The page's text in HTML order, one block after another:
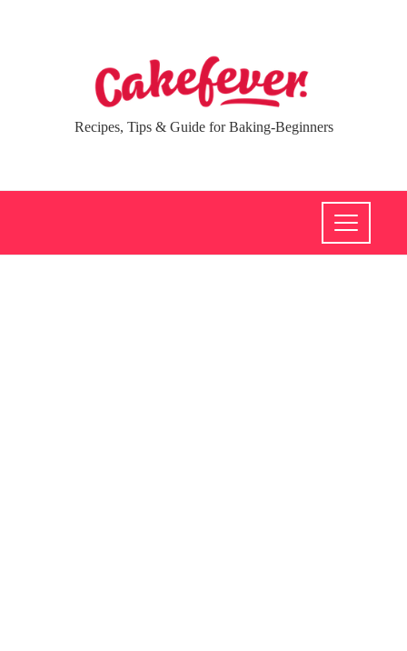
Recipes, Tips & Guide for Baking-Beginners